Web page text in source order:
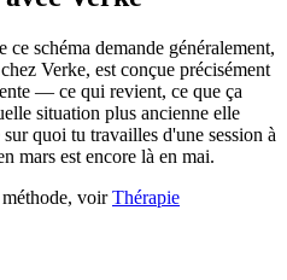
schéma demande généralement,
Verke, est conçue précisément
— ce qui revient, ce que ça
situation plus ancienne elle
quoi tu travailles d'une session à
mars est encore là en mai.
voirThérapie